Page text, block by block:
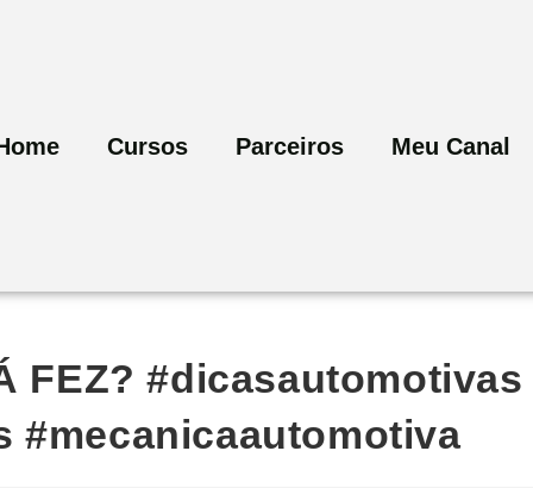
Cursos Parceiros Meu Canal
FEZ? #dicasautomotivas
#mecanicaautomotiva